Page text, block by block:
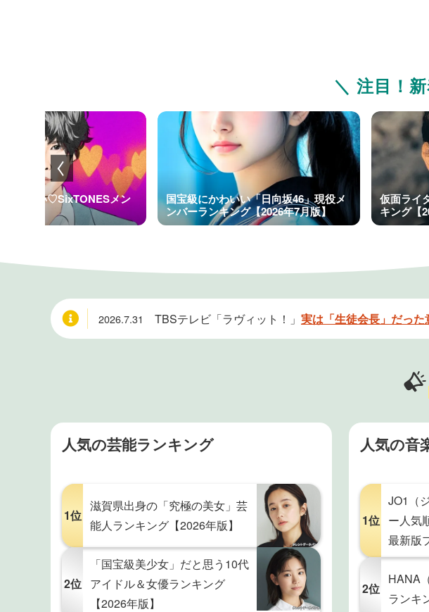
＼ 注目！
てほしい♡SixTONESメン
国宝級にかわいい「日向坂46」現役メ
ンバーランキング【2026年7月版】
仮面ライ
キング【
2026.7.31 TBSテレビ「ラヴィット！」 実は「生徒会長」だっ
人気の芸能ランキング
1位
滋賀県出身の「究極の美女」芸
能人ランキング【2026年版】
2位
「国宝級美少女」だと思う10代
アイドル＆女優ランキング
【2026年版】
人気の音
1位
JO1（
ー人気
最新版
2位
HANA
ランキ